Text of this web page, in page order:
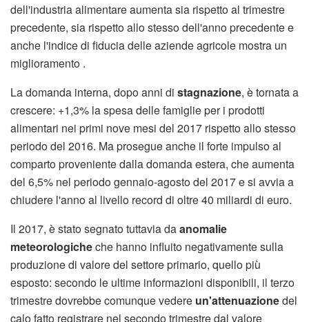
dell'industria alimentare aumenta sia rispetto al trimestre
precedente, sia rispetto allo stesso dell'anno precedente e
anche l'indice di fiducia delle aziende agricole mostra un
miglioramento .
La domanda interna, dopo anni di stagnazione, è tornata a
crescere: +1,3% la spesa delle famiglie per i prodotti
alimentari nei primi nove mesi del 2017 rispetto allo stesso
periodo del 2016. Ma prosegue anche il forte impulso al
comparto proveniente dalla domanda estera, che aumenta
del 6,5% nel periodo gennaio-agosto del 2017 e si avvia a
chiudere l'anno al livello record di oltre 40 miliardi di euro.
Il 2017, è stato segnato tuttavia daanomalie
meteorologicheche hanno influito negativamente sulla
produzione di valore del settore primario, quello più
esposto: secondo le ultime informazioni disponibili, il terzo
trimestre dovrebbe comunque vedere un'attenuazionedel
calo fatto registrare nel secondo trimestre dal valore